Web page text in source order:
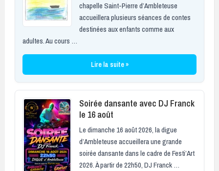
chapelle Saint-Pierre d’Ambleteuse
accueillera plusieurs séances de contes
destinées aux enfants comme aux
adultes. Au cours …
Lire la suite »
Soirée dansante avec DJ Franck
le 16 août
Le dimanche 16 août 2026, la digue
d’Ambleteuse accueillera une grande
soirée dansante dans le cadre de Festi’Art
2026. À partir de 22h50, DJ Franck …